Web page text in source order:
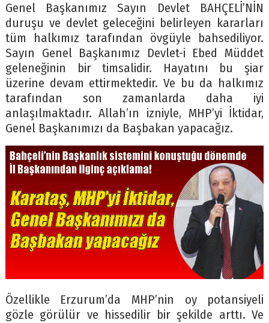
Genel Başkanımız Sayın Devlet BAHÇELİ’NİN
duruşu ve devlet geleceğini belirleyen kararları
tüm halkımız tarafından övgüyle bahsediliyor.
Sayın Genel Başkanımız Devlet-i Ebed Müddet
geleneğinin bir timsalidir. Hayatını bu şiar
üzerine devam ettirmektedir. Ve bu da halkımız
tarafından son zamanlarda daha iyi
anlaşılmaktadır. Allah’ın izniyle, MHP’yi İktidar,
Genel Başkanımızı da Başbakan yapacağız.
Özellikle Erzurum’da MHP’nin oy potansiyeli
gözle görülür ve hissedilir bir şekilde arttı. Ve